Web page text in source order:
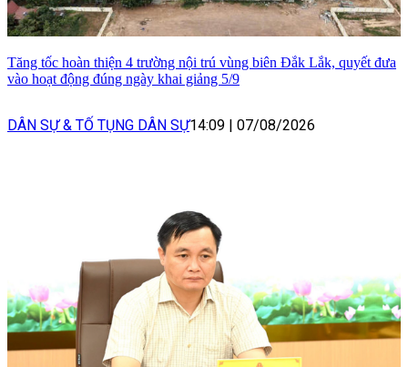
Tăng tốc hoàn thiện 4 trường nội trú vùng biên Đắk Lắk, quyết đưa
vào hoạt động đúng ngày khai giảng 5/9
DÂN SỰ & TỐ TỤNG DÂN SỰ14:09 07/08/2026